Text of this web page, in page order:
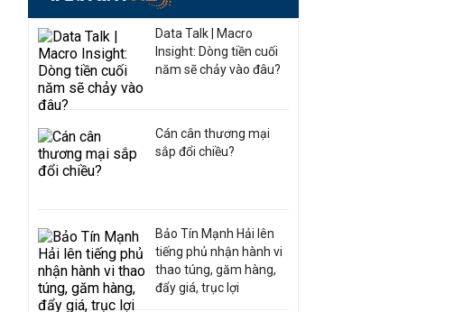
Data Talk | Macro
Insight: Dòng tiền cuối
năm sẽ chảy vào đâu?
Cán cân thương mại
sắp đổi chiều?
Bảo Tín Mạnh Hải lên
tiếng phủ nhận hành vi
thao túng, găm hàng,
đẩy giá, trục lợi